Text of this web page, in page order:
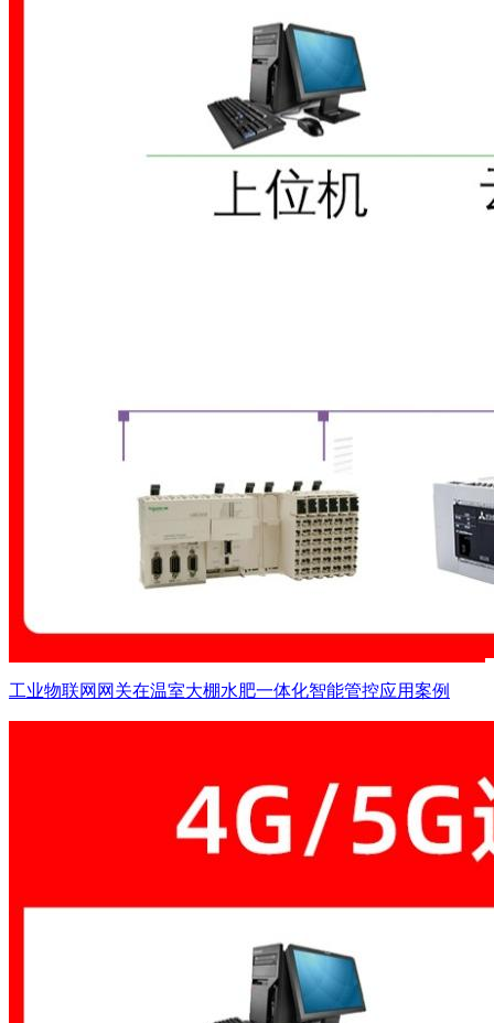
工业物联网网关在温室大棚水肥一体化智能管控应用案例